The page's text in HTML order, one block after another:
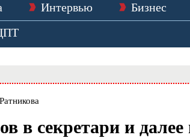
Интервью Бизнес
в секретари и далее